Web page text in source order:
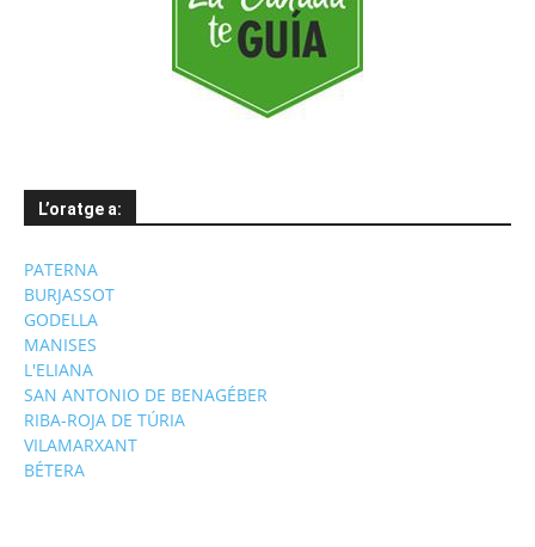
L’oratge a:
PATERNA
BURJASSOT
GODELLA
MANISES
L'ELIANA
SAN ANTONIO DE BENAGÉBER
RIBA-ROJA DE TÚRIA
VILAMARXANT
BÉTERA